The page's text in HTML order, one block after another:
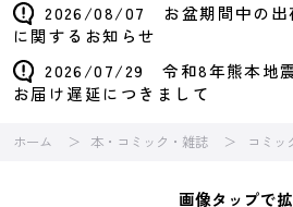
2026/08/07 お盆期間中の出
に関するお知らせ
2026/07/29 令和8年熊本地
お届け遅延につきまして
ホーム 本・コミック・雑誌 コミッ
画像タップで